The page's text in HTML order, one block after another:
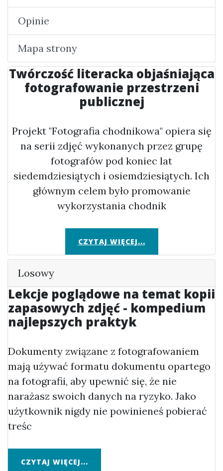
Opinie
Mapa strony
Twórczość literacka objaśniająca
fotografowanie przestrzeni
publicznej
Projekt "Fotografia chodnikowa" opiera się
na serii zdjęć wykonanych przez grupę
fotografów pod koniec lat
siedemdziesiątych i osiemdziesiątych. Ich
głównym celem było promowanie
wykorzystania chodnik
CZYTAJ WIĘCEJ...
Losowy
Lekcje poglądowe na temat kopii
zapasowych zdjęć - kompedium
najlepszych praktyk
Dokumenty związane z fotografowaniem
mają używać formatu dokumentu opartego
na fotografii, aby upewnić się, że nie
narażasz swoich danych na ryzyko. Jako
użytkownik nigdy nie powinieneś pobierać
treśc
CZYTAJ WIĘCEJ...